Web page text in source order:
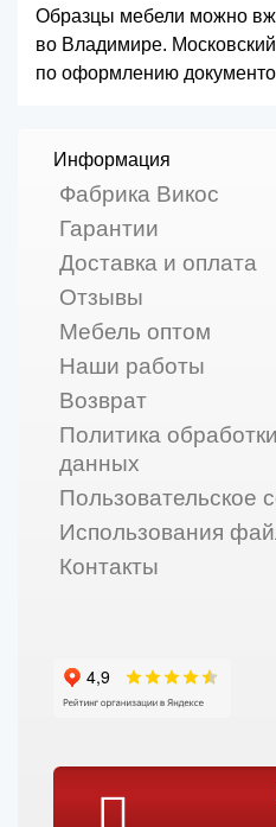
Образцы мебели можно
во Владимире.
по оформлению
Информация
Фабрика Викос
Гарантии
Доставка и оплата
Отзывы
Мебель оптом
Наши работы
Возврат
Политика
данных
Пользовательское
Использования
Контакты